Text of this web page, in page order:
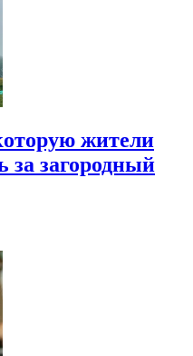
жители
за загородный